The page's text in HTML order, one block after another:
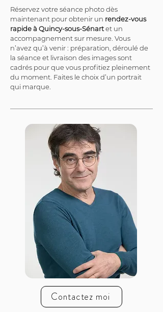
Réservez votre séance photo dès
maintenant pour obtenir un rendez-vous
rapide à Quincy-sous-Sénart et un
accompagnement sur mesure. Vous
n’avez qu’à venir : préparation, déroulé de
la séance et livraison des images sont
cadrés pour que vous profitiez pleinement
du moment. Faites le choix d’un portrait
qui marque.
Contactez moi